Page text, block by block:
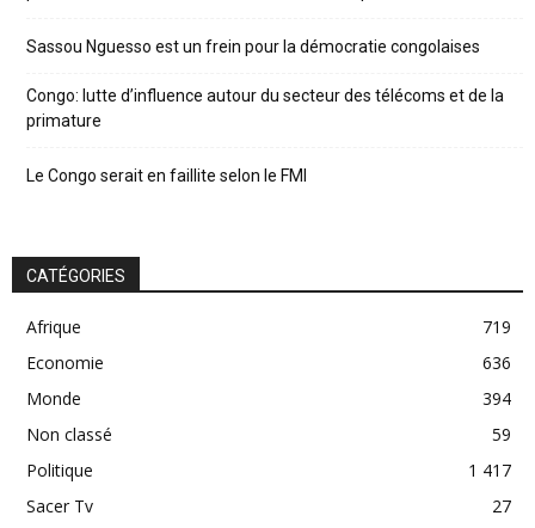
Sassou Nguesso est un frein pour la démocratie congolaises
Congo: lutte d’influence autour du secteur des télécoms et de la
primature
Le Congo serait en faillite selon le FMI
CATÉGORIES
Afrique
719
Economie
636
Monde
394
Non classé
59
Politique
1 417
Sacer Tv
27